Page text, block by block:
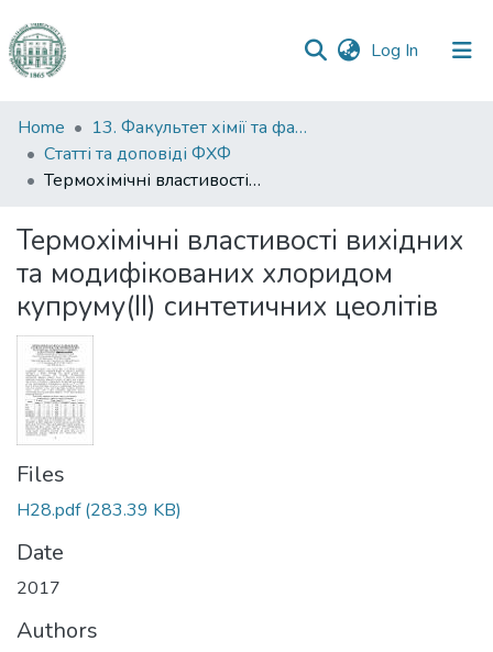
Log In (current)
Communities
&
Collections
Statistics
Home
13. Факультет хімії та фармації
Статті та доповіді ФХФ
Термохімічні властивості вихідних та модифікованих хлоридом купруму(ІІ) синтетичних цеолітів
Термохімічні властивості вихідних
та модифікованих хлоридом
купруму(ІІ) синтетичних цеолітів
Files
H28.pdf(283.39 KB)
Date
2017
Authors